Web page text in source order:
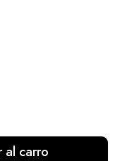
al carro